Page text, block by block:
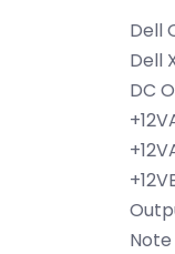
Dell
Dell
DC